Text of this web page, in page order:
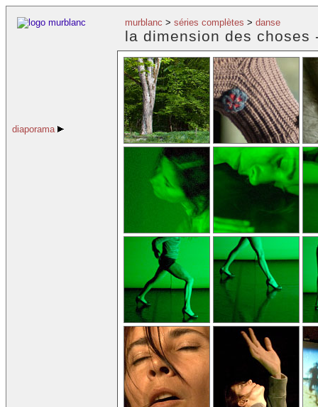
diaporama
murblanc > séries complètes > danse
la dimension des choses